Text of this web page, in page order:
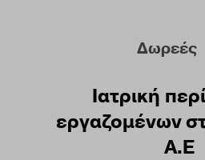
Δωρεές
Ιατρική
εργαζομένων
Α.Ε